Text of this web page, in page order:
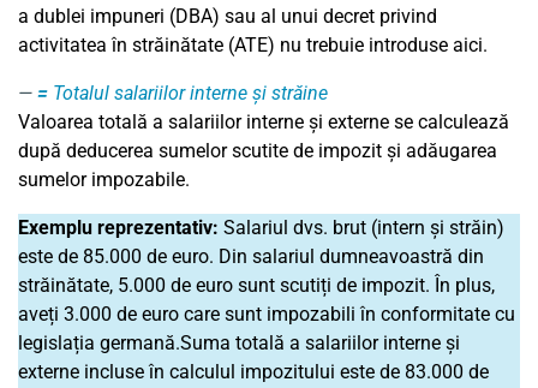
a dublei impuneri (DBA) sau al unui decret privind
activitatea în străinătate (ATE) nu trebuie introduse aici.
= Totalul salariilor interne și străine
Valoarea totală a salariilor interne și externe se calculează
după deducerea sumelor scutite de impozit și adăugarea
sumelor impozabile.
Exemplu reprezentativ: Salariul dvs. brut (intern și străin)
este de 85.000 de euro. Din salariul dumneavoastră din
străinătate, 5.000 de euro sunt scutiți de impozit. În plus,
aveți 3.000 de euro care sunt impozabili în conformitate cu
legislația germană.Suma totală a salariilor interne și
externe incluse în calculul impozitului este de 83.000 de